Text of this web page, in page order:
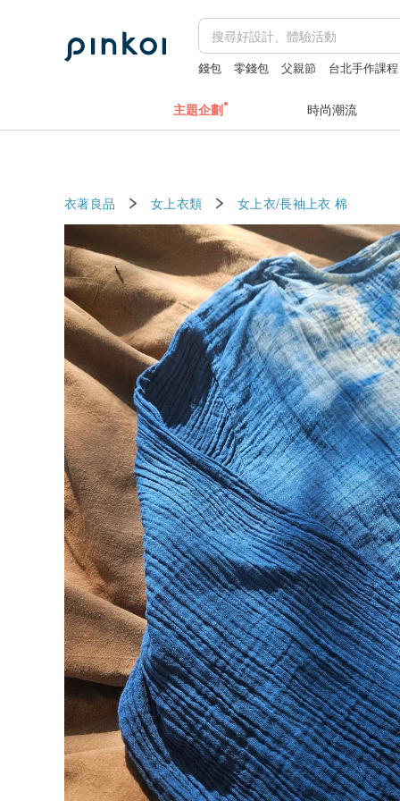
錢包 零錢包 父親節 台北手作課程
主題企劃 時尚潮流
衣著良品 女上衣類 女上衣/長袖上衣 棉